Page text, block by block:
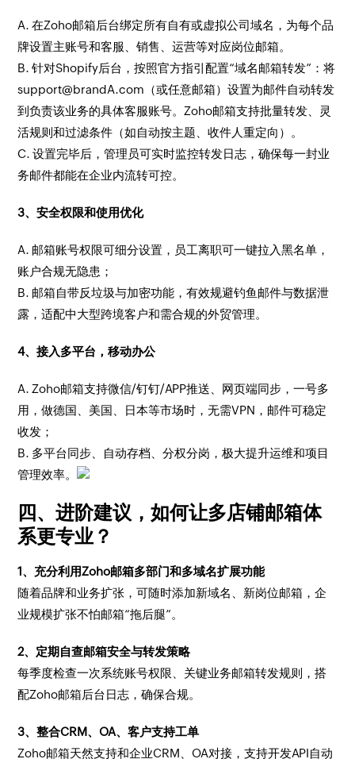
A. 在Zoho邮箱后台绑定所有自有或虚拟公司域名，为每个品
牌设置主账号和客服、销售、运营等对应岗位邮箱。
B. 针对Shopify后台，按照官方指引配置“域名邮箱转发”：将
support@brandA.com（或任意邮箱）设置为邮件自动转发
到负责该业务的具体客服账号。Zoho邮箱支持批量转发、灵
活规则和过滤条件（如自动按主题、收件人重定向）。
C. 设置完毕后，管理员可实时监控转发日志，确保每一封业
务邮件都能在企业内流转可控。
3、安全权限和使用优化
A. 邮箱账号权限可细分设置，员工离职可一键拉入黑名单，
账户合规无隐患；
B. 邮箱自带反垃圾与加密功能，有效规避钓鱼邮件与数据泄
露，适配中大型跨境客户和需合规的外贸管理。
4、接入多平台，移动办公
A. Zoho邮箱支持微信/钉钉/APP推送、网页端同步，一号多
用，做德国、美国、日本等市场时，无需VPN，邮件可稳定
收发；
B. 多平台同步、自动存档、分权分岗，极大提升运维和项目
管理效率。
四、进阶建议，如何让多店铺邮箱体
系更专业？
1、充分利用Zoho邮箱多部门和多域名扩展功能
随着品牌和业务扩张，可随时添加新域名、新岗位邮箱，企
业规模扩张不怕邮箱“拖后腿”。
2、定期自查邮箱安全与转发策略
每季度检查一次系统账号权限、关键业务邮箱转发规则，搭
配Zoho邮箱后台日志，确保合规。
3、整合CRM、OA、客户支持工单
Zoho邮箱天然支持和企业CRM、OA对接，支持开发API自动